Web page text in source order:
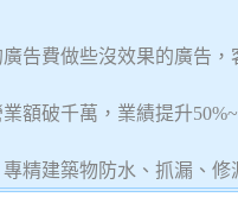
告費做些沒效果的廣告
額破千萬，業績提升
精建築物防水、抓漏、